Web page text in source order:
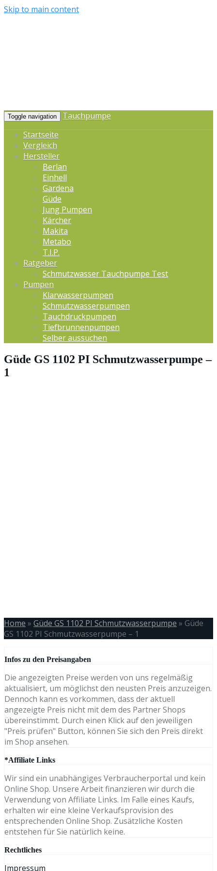
Skip to main content
Toggle navigation
Tauchpumpe
Startseite
Vergleich
Hersteller
Berlan
Einhell
Gardena
Güde
Jung Pumpen
Kärcher
Makita
Metabo
T.I.P.
Ratgeber
Schmutzwasser Tauchpumpe Test
Pumpen
Klarwasserpumpen
Schmutzwasserpumpen
Tauchdruckpumpen
Tiefbrunnenpumpen
Selber aussuchen
Güde GS 1102 PI Schmutzwasserpumpe –
1
Home » Güde GS 1102 PI Schmutzwasserpumpe » Güde
GS 1102 PI Schmutzwasserpumpe – 1
Infos zu den Preisangaben
Die angezeigten Preise werden von uns regelmäßig
aktualisiert, um möglichst den neusten Preis anzuzeigen.
Dennoch kann es vorkommen, dass der aktuell
angezeigte Preis nicht mit dem des Partner Shops
übereinstimmt. Durch einen Klick auf den jeweiligen
"Preis prüfen" Button, können Sie sich den Preis direkt
im Shop ansehen.
*Affiliate Links
Wir sind ein unabhängiges Verbraucherportal und kein
Online Shop. Unsere Arbeit finanzieren wir durch die
Verwendung von Affiliate Links. Im Falle eines Kaufs,
erhalten wir eine kleine Verkaufsprovision des
entsprechenden Online Shop. Zusätzliche Kosten
entstehen für Sie natürlich keine.
Rechtliches
Impressum